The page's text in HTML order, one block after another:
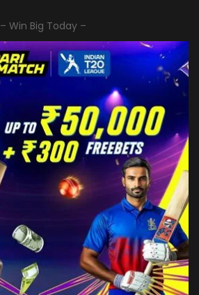
– Win Big Today –